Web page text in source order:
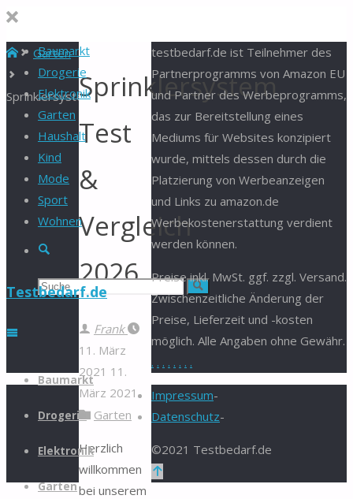
Baumarkt
Drogerie
Elektronik
Garten
Haushalt
Kind
Mode
Sport
Wohnen
Suche
Suchen Suche
Testbedarf.de
Zum
springen
Baumarkt
Drogerie
Elektronik
Garten
StartGarten
SprinklersystemSprinklersystem
Test
&
Vergleich
2026
Frank
11. März
2021 11.
März 2021
Garten
Herzlich
willkommen
bei unserem
testbedarf.de ist Teilnehmer des
Partnerprogramms von Amazon EU
und Partner des Werbeprogramms,
das zur Bereitstellung eines
Mediums für Websites konzipiert
wurde, mittels dessen durch die
Platzierung von Werbeanzeigen
und Links zu amazon.de
Werbekostenerstattung verdient
werden können.
Preise inkl. MwSt. ggf. zzgl. Versand.
Zwischenzeitliche Änderung der
Preise, Lieferzeit und -kosten
möglich. Alle Angaben ohne Gewähr.
. . . . . . . .
Impressum-
Datenschutz-
©2021 Testbedarf.de
Zurück